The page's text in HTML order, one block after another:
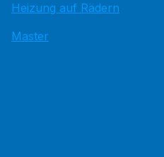
Heizung auf Rädern
Master